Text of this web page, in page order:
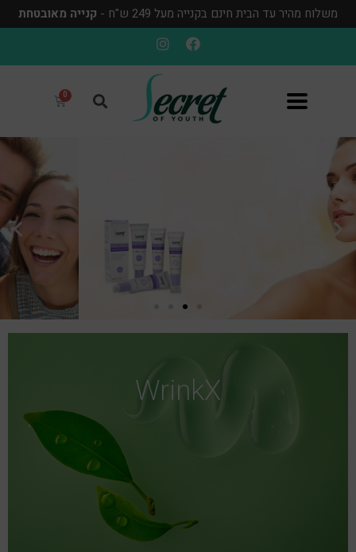
משלוח מהיר עד הבית חינם בקנייה מעל 249 ש"ח - קנייה מאובטחת
AClear
relief symptoms of oily
problematic skin
WrinkX